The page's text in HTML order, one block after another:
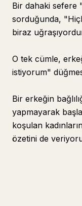
Bir dahaki sefere
sorduğunda,
biraz
O tek cümle,
istiyorum"
Bir erkeğin
yapmayarak
koşulan
özetini de